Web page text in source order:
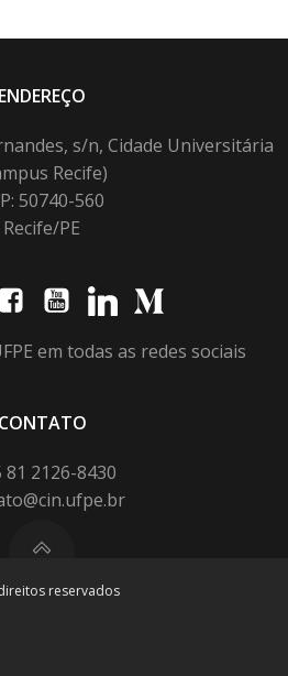
ENDEREÇO
s/n, Cidade Universitária
Recife)
50740-560
Recife/PE
em todas as redes sociais
CONTATO
81 2126-8430
reservados